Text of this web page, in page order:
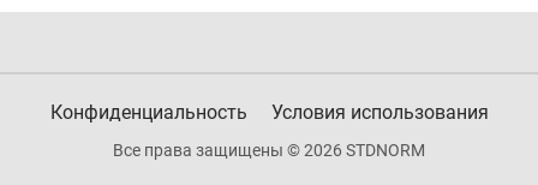
Конфиденциальность Условия использования
Все права защищены © 2026 STDNORM